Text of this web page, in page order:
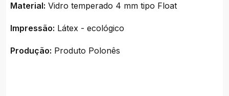
Material: Vidro temperado 4 mm tipo Float
Impressão: Látex - ecológico
Produção: Produto Polonês